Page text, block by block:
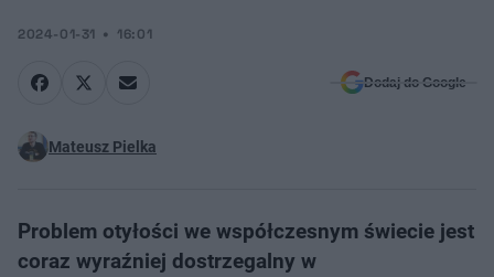
2024-01-31 16:01
Dodaj do Google
Mateusz Pielka
Problem otyłości we współczesnym świecie jest
coraz wyraźniej dostrzegalny w